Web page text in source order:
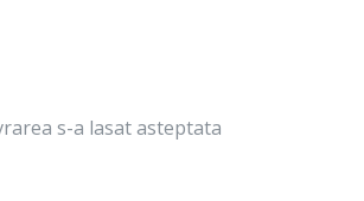
s-a lasat asteptata